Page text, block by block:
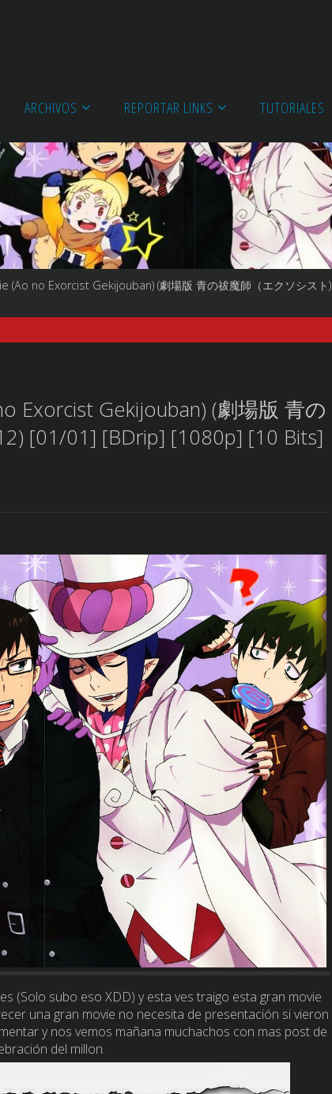
ARCHIVOS REPORTAR LINKS TUTORIALES
(Ao no Exorcist Gekijouban) (劇場版 青の祓魔師（エクソシスト)
Exorcist Gekijouban) (劇場版 青の
[01/01] [BDrip] [1080p] [10 Bits]
(Solo subo eso XDD) y esta ves traigo esta gran movie
una gran movie no necesita de presentación si vieron
y nos vemos mañana muchachos con mas post de
del millon.